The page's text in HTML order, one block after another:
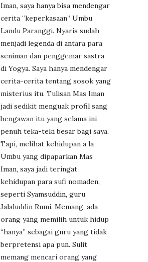
Iman, saya hanya bisa mendengar
cerita “keperkasaan” Umbu
Landu Paranggi. Nyaris sudah
menjadi legenda di antara para
seniman dan penggemar sastra
di Yogya. Saya hanya mendengar
cerita-cerita tentang sosok yang
misterius itu. Tulisan Mas Iman
jadi sedikit menguak profil sang
bengawan itu yang selama ini
penuh teka-teki besar bagi saya.
Tapi, melihat kehidupan a la
Umbu yang dipaparkan Mas
Iman, saya jadi teringat
kehidupan para sufi nomaden,
seperti Syamsuddin, guru
Jalaluddin Rumi. Memang, ada
orang yang memilih untuk hidup
“hanya” sebagai guru yang tidak
berpretensi apa pun. Sulit
memang mencari orang yang